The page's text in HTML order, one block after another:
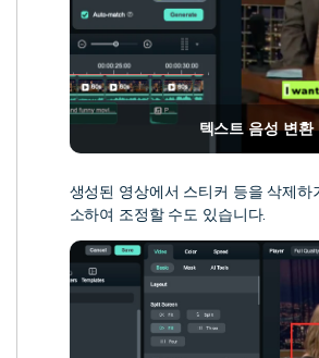
텍스트 음성 변환
생성된 영상에서 스티커 등을 삭제하
소하여 조정할 수도 있습니다.